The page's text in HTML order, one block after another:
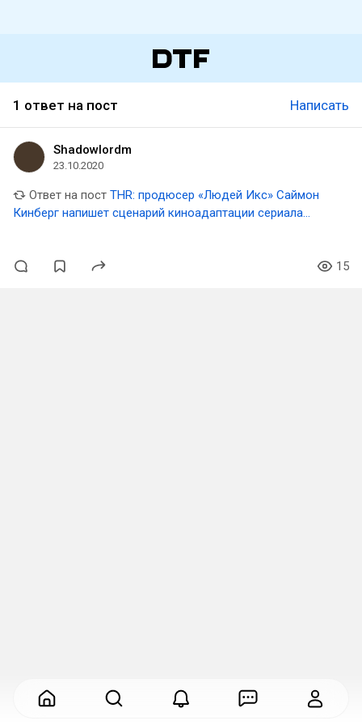
1 ответ на пост Написать
Shadowlordm
23.10.2020
Ответ на пост THR: продюсер «Людей Икс» Саймон
Кинберг напишет сценарий киноадаптации сериала
15